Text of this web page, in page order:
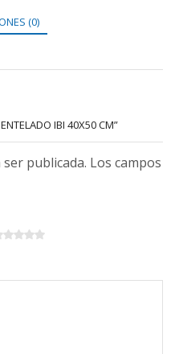
(0)
IBI 40X50 CM”
publicada. Los campos